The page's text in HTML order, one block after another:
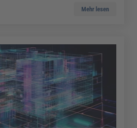
Mehr lesen